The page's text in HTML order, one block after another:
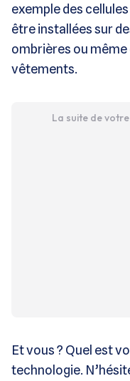
exemple des
être installées sur
ombrières ou
vêtements.
La suite de
Et vous ? Quel est
technologie.